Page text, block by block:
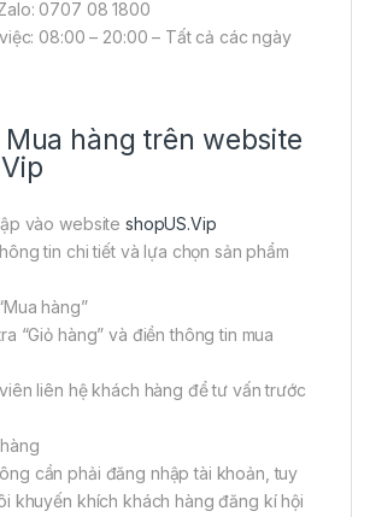
0707 08 1800
08:00 – 20:00 – Tất cả các ngày
hàng trên website
vào website shopUS.Vip
tin chi tiết và lựa chọn sản phẩm
hàng”
“Giỏ hàng” và điền thông tin mua
liên hệ khách hàng để tư vấn trước
cần phải đăng nhập tài khoản, tuy
khuyến khích khách hàng đăng kí hội